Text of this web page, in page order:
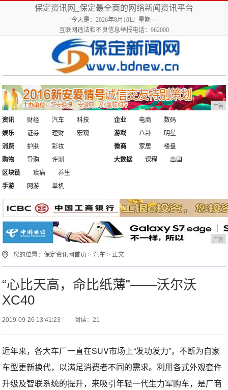
保定资讯网_保定最全面的网络新闻资讯平台
今天是：2026年8月10日 星期一
互联网违法和不良信息举报电话：962000
广告
资讯 财经 汽车
科技
娱乐
证券 理财 宏观
企业 电商
数码
游戏
八卦
明星
消费
护肤
彩妆
购物
导购 评测
微商 家居
楼盘
大数据
课程
出国
区块链
疾病
养生
手游
网游 单机
广告
您的位置：保定资讯网首页 >汽车 > 正文
“心比天高，命比纸薄”——沃尔沃
XC40
2019-09-26 13:41:23 阅读：21
近年来，各大车厂一直在SUV市场上“发功发力”，不断为自家
车型更新换代，以满足消费者不同的需求。利用各式外观套件
升级及智联系统的提升，来吸引年轻一代生力军购车，是厂商